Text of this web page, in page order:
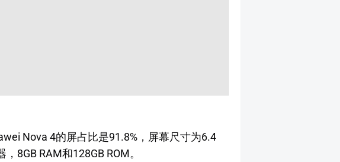
Nova 4的屏占比是91.8%，屏幕尺寸为6.4
8GB RAM和128GB ROM。